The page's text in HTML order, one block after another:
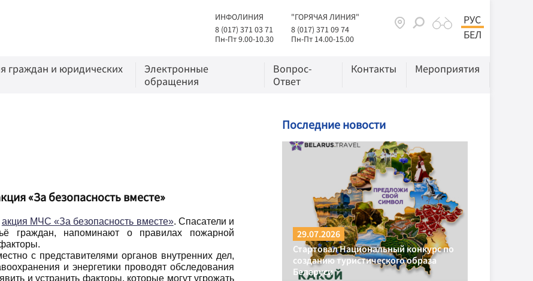
ИНФОЛИНИЯ
8 (017) 371 03 71
Пн-Пт 9.00-10.30
"ГОРЯЧАЯ ЛИНИЯ"
8 (017) 371 09 74
Пн-Пт 14.00-15.00
РУС
БЕЛ
граждан и юридических
Электронные
обращения
Вопрос-
Ответ
Контакты Мероприятия
«За безопасность вместе»
акция МЧС «За безопасность вместе». Спасатели и
граждан, напоминают о правилах пожарной
с представителями органов внутренних дел,
и энергетики проводят обследования
и устранить факторы, которые могут угрожать
Последние новости
29.07.2026
Стартовал Национальный конкурс по
созданию туристического образа
Беларуси